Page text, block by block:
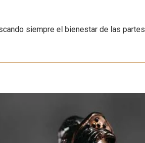
siempre el bienestar de las partes